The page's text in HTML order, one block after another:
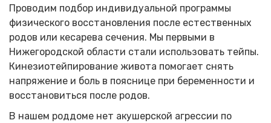
Проводим подбор индивидуальной программы
физического восстановления после естественных
родов или кесарева сечения. Мы первыми в
Нижегородской области стали использовать тейпы.
Кинезиотейпирование живота помогает снять
напряжение и боль в пояснице при беременности и
восстановиться после родов.
В нашем роддоме нет акушерской агрессии по